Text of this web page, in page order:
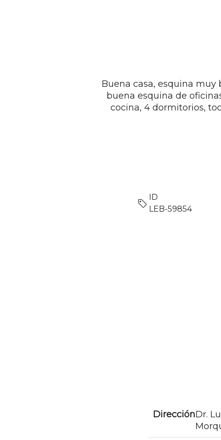
Buena casa, esquina
buena esquina de
cocina, 4 dormitorios,
ID
LEB-59854
DirecciónDr.